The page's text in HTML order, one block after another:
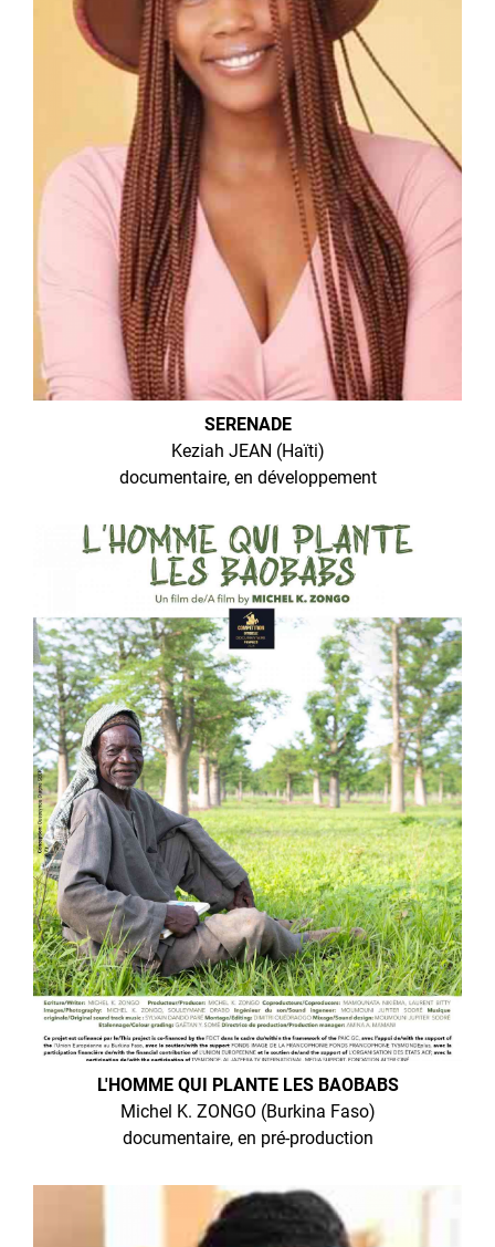
SERENADE
Keziah JEAN (Haïti)
documentaire, en développement
L'HOMME QUI PLANTE LES BAOBABS
Michel K. ZONGO (Burkina Faso)
documentaire, en pré-production